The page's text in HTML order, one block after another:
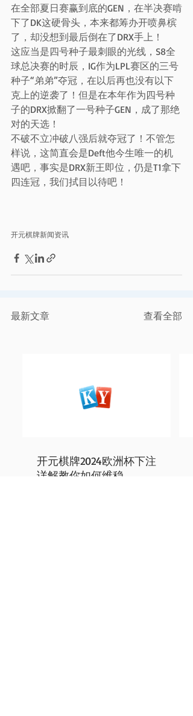
在全部夏日赛赢到底的GEN，在半决赛啃
下了DK这硬骨头，本来都筹办开喷鼻槟
了，却没想到最后倒在了DRX手上！
这应当是四号种子最刺眼的光线，S8全
球总决赛的时辰，IG作为LPL赛区的三号
种子“弟弟”夺冠，在以后再也没有以下
克上的逆袭了！但是在本年作为四号种
子的DRX掀翻了一号种子GEN，成了那绝
对的天选！
不破不立冲破八强后就夺冠了！不管怎
样说，这简直会是Deft他今生唯一的机
遇吧，事实是DRX新王即位，仍是T1拿下
四连冠，我们拭目以待吧！
开元棋牌新闻资讯
最新文章 查看全部
开元棋牌2024欧洲杯下注
详解教你如何维稳